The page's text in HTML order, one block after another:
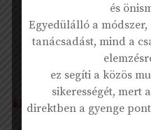
Nagyon sok-sok jó
felénk és felém.”
„Olyan jó, hogy
és
Egyedülálló a
tanácsadást, mind a
ez segíti a közös
sikerességét, mert
direktben a gyenge